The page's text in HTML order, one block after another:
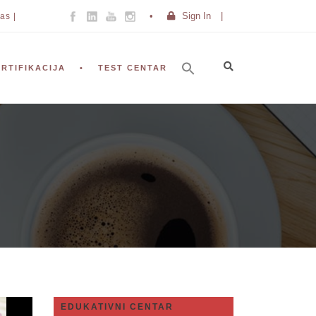
| Sign In
TEST CENTAR
EDUKATIVNI CENTAR